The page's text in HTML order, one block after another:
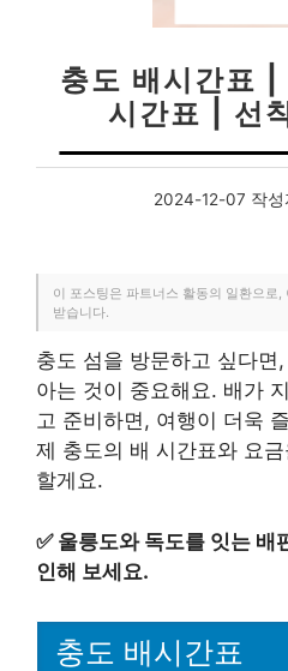
충도 배시간표
시간표 | 선
2024-12-07 작성
이 포스팅은 파트너스 활동의 일환으로
받습니다.
충도 섬을 방문하고 싶다면
아는 것이 중요해요. 배가
고 준비하면, 여행이 더욱
제 충도의 배 시간표와 요
할게요.
✅ 울릉도와 독도를 잇는 배
인해 보세요.
충도 배시간표